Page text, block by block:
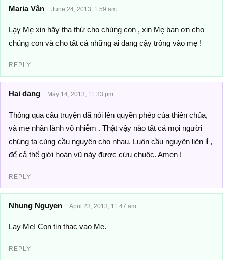
Maria Vân June 24, 2013, 1:59 am
Lạy Mẹ xin hãy tha thứ cho chúng con , xin Mẹ ban ơn cho
chúng con và cho tất cả những ai đang cậy trông vào mẹ !
REPLY
Hai dang May 14, 2013, 11:33 pm
Thông qua câu truyện đã nói lên quyền phép của thiên chúa,
và me nhân lành vô nhiễm . Thật vậy nào tất cả mọi người
chúng ta cùng cầu nguyện cho nhau. Luôn cầu nguyện liên lỉ ,
để cả thế giới hoàn vũ này được cứu chuộc. Amen !
REPLY
Nhung Nguyen April 23, 2013, 11:47 am
Lay Me! Con tin thac vao Me.
REPLY